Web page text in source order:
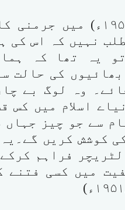
ترجمان القرآن (جنوری، فروری
نہیں کہ اس کی
یہ تھا کہ
کی حالت
وہ لوگ بے
اسلام میں کس
سے جو چیز
کوشش کریں
فراہم
میں کسی فتنے